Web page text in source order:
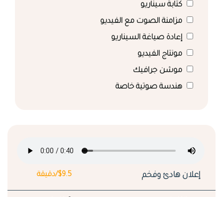
كتابة سيناريو
مزامنة الصوت مع الفيديو
إعادة صياغة السيناريو
مونتاج الفيديو
موشن جرافيك
هندسة صوتية خاصة
إعلان هادئ وفخم $9.5/دقيقة